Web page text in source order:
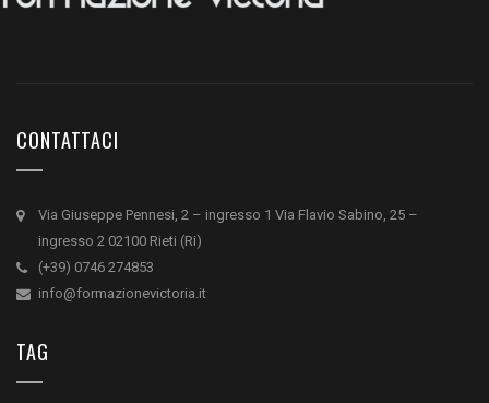
CONTATTACI
Via Giuseppe Pennesi, 2 – ingresso 1 Via Flavio Sabino, 25 –
ingresso 2 02100 Rieti (Ri)
(+39) 0746 274853
info@formazionevictoria.it
TAG